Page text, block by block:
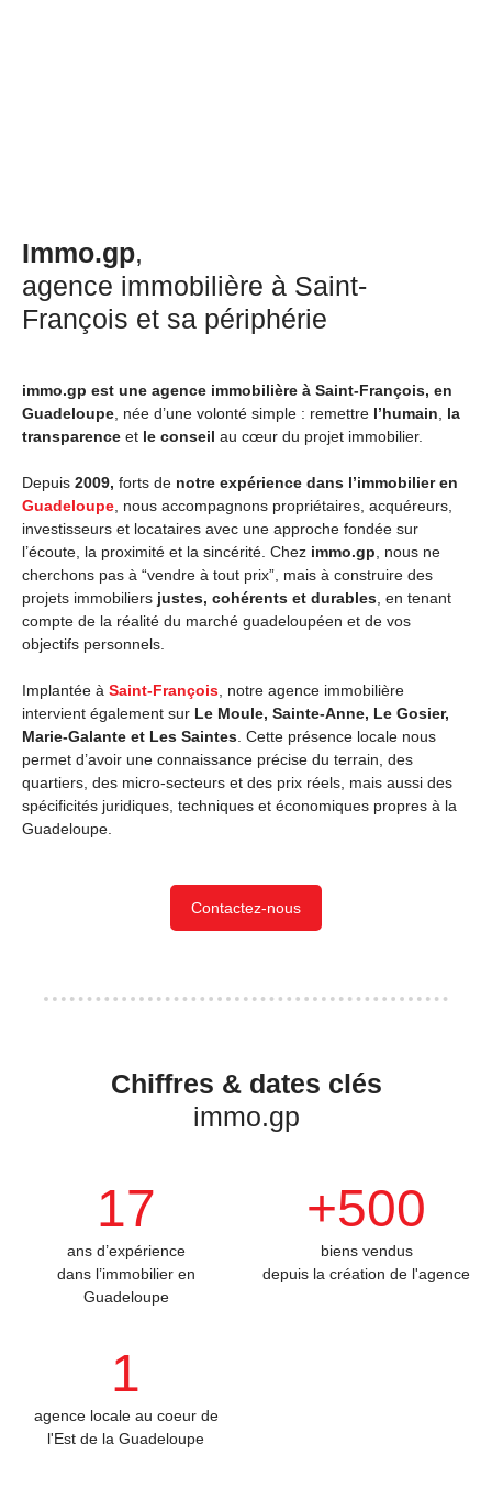
Immo.gp,
agence immobilière à Saint-
François et sa périphérie
immo.gp est une agence immobilière à Saint-François, en
Guadeloupe , née d’une volonté simple : remettre l’humain
la
transparence et le conseil au cœur du projet immobilier.
Depuis 2009, forts de notre expérience dans l’immobilier en
Guadeloupe , nous accompagnons propriétaires, acquéreurs,
investisseurs et locataires avec une approche fondée sur
l’écoute, la proximité et la sincérité. Chez immo.gp , nous ne
cherchons pas à “vendre à tout prix”, mais à construire des
projets immobiliers justes, cohérents et durables , en tenant
compte de la réalité du marché guadeloupéen et de vos
objectifs personnels.
Implantée à Saint-François , notre agence immobilière
intervient également sur Le Moule, Sainte-Anne, Le Gosier,
Marie-Galante et Les Saintes . Cette présence locale nous
permet d’avoir une connaissance précise du terrain, des
quartiers, des micro-secteurs et des prix réels, mais aussi des
spécificités juridiques, techniques et économiques propres à la
Guadeloupe.
Contactez-nous
Chiffres & dates clés
immo.gp
17
ans d’expérience
dans l’immobilier en
Guadeloupe
+500
biens vendus
depuis la création de l'agence
1
agence locale au coeur de
l'Est de la Guadeloupe